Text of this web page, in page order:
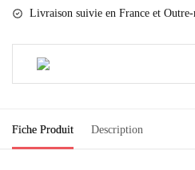
Livraison suivie en France et
Fiche Produit Description